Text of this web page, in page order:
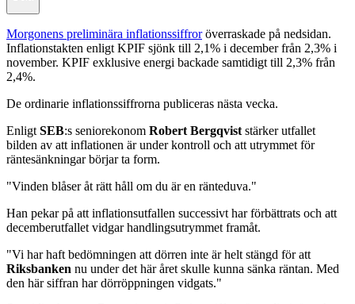
Morgonens preliminära inflationssiffroröverraskade på nedsidan.
Inflationstakten enligt KPIF sjönk till 2,1% i december från 2,3% i
november. KPIF exklusive energi backade samtidigt till 2,3% från
2,4%.
De ordinarie inflationssiffrorna publiceras nästa vecka.
Enligt SEB:s seniorekonom Robert Bergqvist stärker utfallet
bilden av att inflationen är under kontroll och att utrymmet för
räntesänkningar börjar ta form.
"Vinden blåser åt rätt håll om du är en ränteduva."
Han pekar på att inflationsutfallen successivt har förbättrats och att
decemberutfallet vidgar handlingsutrymmet framåt.
"Vi har haft bedömningen att dörren inte är helt stängd för att
Riksbanken nu under det här året skulle kunna sänka räntan. Med
den här siffran har dörröppningen vidgats."